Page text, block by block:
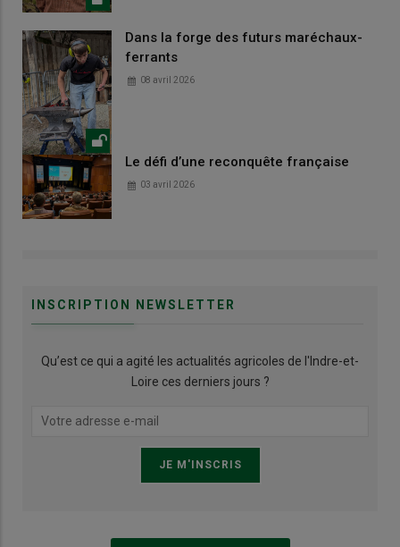
Dans la forge des futurs maréchaux-
ferrants
08 avril 2026
Le défi d’une reconquête française
03 avril 2026
INSCRIPTION NEWSLETTER
Qu’est ce qui a agité les actualités agricoles de l'Indre-et-
Loire ces derniers jours ?